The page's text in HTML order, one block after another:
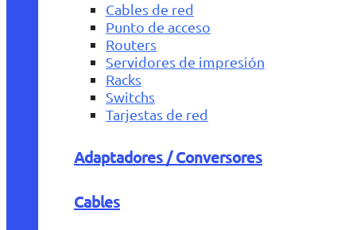
Cables de red
Punto de acceso
Routers
Servidores de impresión
Racks
Switchs
Tarjestas de red
Adaptadores / Conversores
Cables